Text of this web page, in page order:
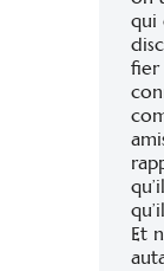
qui
fier
Et